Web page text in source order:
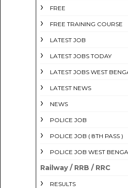
FREE
FREE TRAINING COURSE
LATEST JOB
LATEST JOBS TODAY
LATEST JOBS WEST
LATEST NEWS
NEWS
POLICE JOB
POLICE JOB ( 8TH PASS )
POLICE JOB WEST
Railway / RRB / RRC
RESULTS